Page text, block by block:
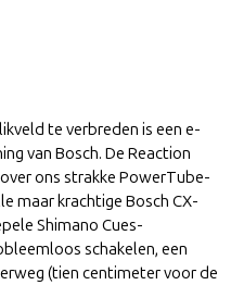
te verbreden is een e-
van Bosch. De Reaction
ons strakke PowerTube-
maar krachtige Bosch CX-
Shimano Cues-
schakelen, een
(tien centimeter voor de